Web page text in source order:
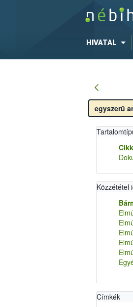
HIVATAL
Cikk
Közzététel
Címkék